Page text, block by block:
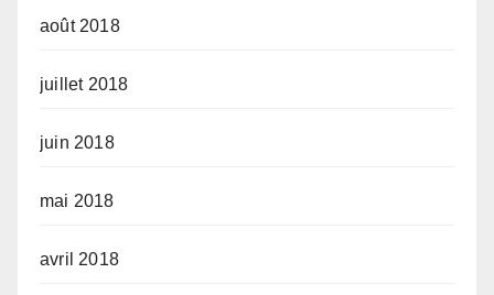
août 2018
juillet 2018
juin 2018
mai 2018
avril 2018